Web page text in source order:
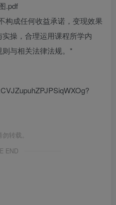
.pdf
构成任何收益承诺，变现效果
操，合理运用课程所学内
与相关法律法规。*
转载。
END